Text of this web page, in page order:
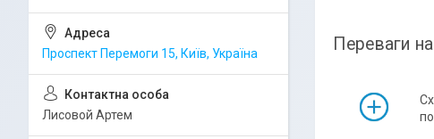
Переваги
Проспект Перемоги 15, Київ, Україна
Лисовой Артем